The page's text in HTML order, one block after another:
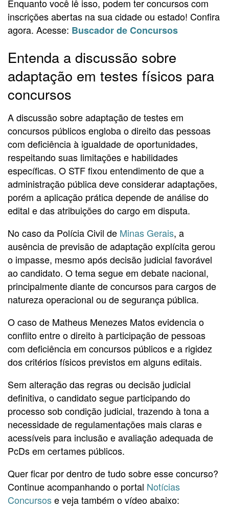
Enquanto você lê isso, podem ter concursos com
inscrições abertas na sua cidade ou estado! Confira
agora. Acesse: Buscador de Concursos
Entenda a discussão sobre
adaptação em testes físicos para
concursos
A discussão sobre adaptação de testes em
concursos públicos engloba o direito das pessoas
com deficiência à igualdade de oportunidades,
respeitando suas limitações e habilidades
específicas. O STF fixou entendimento de que a
administração pública deve considerar adaptações,
porém a aplicação prática depende de análise do
edital e das atribuições do cargo em disputa.
No caso da Polícia Civil de Minas Gerais, a
ausência de previsão de adaptação explícita gerou
o impasse, mesmo após decisão judicial favorável
ao candidato. O tema segue em debate nacional,
principalmente diante de concursos para cargos de
natureza operacional ou de segurança pública.
O caso de Matheus Menezes Matos evidencia o
conflito entre o direito à participação de pessoas
com deficiência em concursos públicos e a rigidez
dos critérios físicos previstos em alguns editais.
Sem alteração das regras ou decisão judicial
definitiva, o candidato segue participando do
processo sob condição judicial, trazendo à tona a
necessidade de regulamentações mais claras e
acessíveis para inclusão e avaliação adequada de
PcDs em certames públicos.
Quer ficar por dentro de tudo sobre esse concurso?
Continue acompanhando o portal Notícias
Concursose veja também o vídeo abaixo: